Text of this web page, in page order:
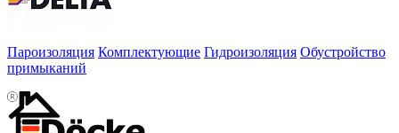
Пароизоляция Комплектующие Гидроизоляция Обустройство
примыканий